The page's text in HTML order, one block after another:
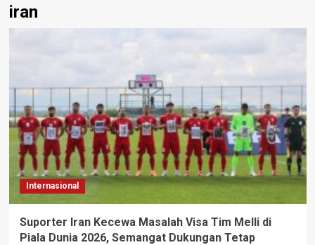
iran
Internasional
Suporter Iran Kecewa Masalah Visa Tim Melli di
Piala Dunia 2026, Semangat Dukungan Tetap